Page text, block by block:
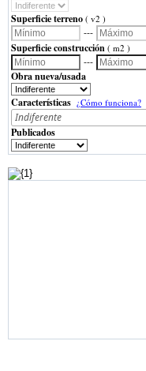
Superficie terreno ( v2 )
---
Superficie construcción ( m2 )
---
Obra nueva/usada
Características ¿Cómo funciona?
Publicados